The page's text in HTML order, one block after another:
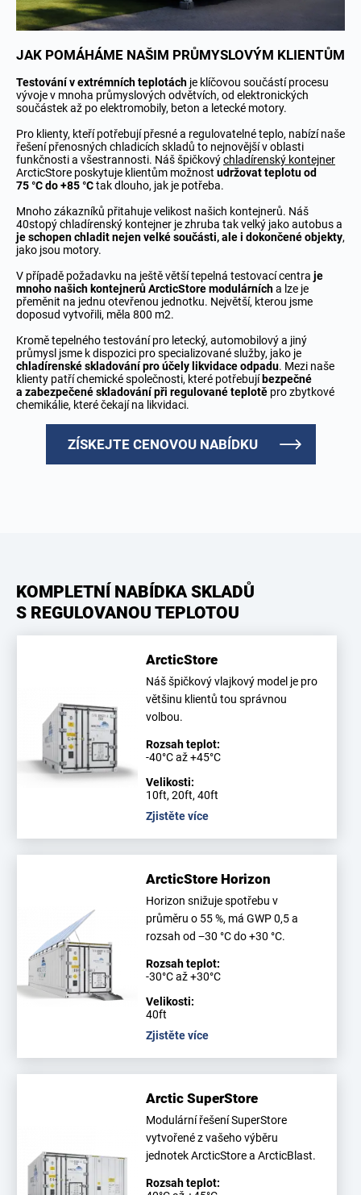
JAK POMÁHÁME NAŠIM PRŮMYSLOVÝM KLIENTŮM
Testování v extrémních teplotách je klíčovou součástí procesu
vývoje v mnoha průmyslových odvětvích, od elektronických
součástek až po elektromobily, beton a letecké motory.
Pro klienty, kteří potřebují přesné a regulovatelné teplo, nabízí naše
řešení přenosných chladicích skladů to nejnovější v oblasti
funkčnosti a všestrannosti. Náš špičkovýchladírenský kontejner
ArcticStore poskytuje klientům možnost udržovat teplotu od
75 °C do +85 °Ctak dlouho, jak je potřeba.
Mnoho zákazníků přitahuje velikost našich kontejnerů. Náš
40stopý chladírenský kontejner je zhruba tak velký jako autobus a
je schopen chladit nejen velké součásti, ale i dokončené objekty,
jako jsou motory.
V případě požadavku na ještě větší tepelná testovací centra je
mnoho našich kontejnerů ArcticStore modulárnícha lze je
přeměnit na jednu otevřenou jednotku. Největší, kterou jsme
doposud vytvořili, měla 800 m2.
Kromě tepelného testování pro letecký, automobilový a jiný
průmysl jsme k dispozici pro specializované služby, jako je
chladírenské skladování pro účely likvidace odpadu. Mezi naše
klienty patří chemické společnosti, které potřebují bezpečné
a zabezpečené skladování při regulované teplotě pro zbytkové
chemikálie, které čekají na likvidaci.
ZÍSKEJTE CENOVOU NABÍDKU
KOMPLETNÍ NABÍDKA SKLADŮ
S REGULOVANOU TEPLOTOU
ArcticStore
Náš špičkový vlajkový model je pro
většinu klientů tou správnou
volbou.
Rozsah teplot:
-40°C až +45°C
Velikosti:
10ft, 20ft, 40ft
Zjistěte více
ArcticStore Horizon
Horizon snižuje spotřebu v
průměru o 55 %, má GWP 0,5 a
rozsah od −30 °C do +30 °C.
Rozsah teplot:
-30°C až +30°C
Velikosti:
40ft
Zjistěte více
Arctic SuperStore
Modulární řešení SuperStore
vytvořené z vašeho výběru
jednotek ArcticStore a ArcticBlast.
Rozsah teplot: